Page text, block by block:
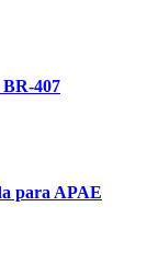
407
para APAE